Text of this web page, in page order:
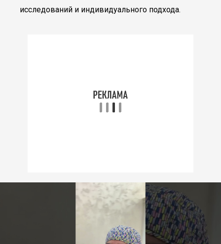
исследований и индивидуального подхода.